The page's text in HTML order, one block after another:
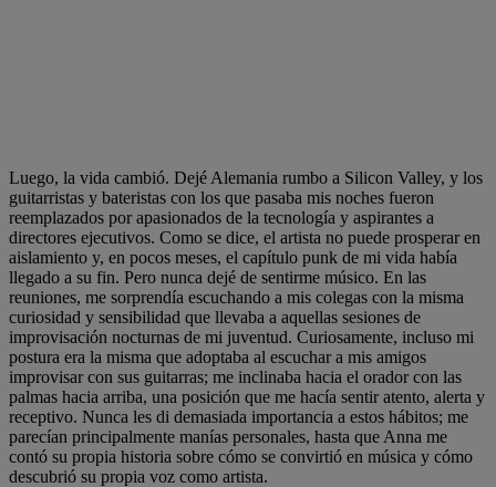
Luego, la vida cambió. Dejé Alemania rumbo a Silicon Valley, y los
guitarristas y bateristas con los que pasaba mis noches fueron
reemplazados por apasionados de la tecnología y aspirantes a
directores ejecutivos. Como se dice, el artista no puede prosperar en
aislamiento y, en pocos meses, el capítulo punk de mi vida había
llegado a su fin. Pero nunca dejé de sentirme músico. En las
reuniones, me sorprendía escuchando a mis colegas con la misma
curiosidad y sensibilidad que llevaba a aquellas sesiones de
improvisación nocturnas de mi juventud. Curiosamente, incluso mi
postura era la misma que adoptaba al escuchar a mis amigos
improvisar con sus guitarras; me inclinaba hacia el orador con las
palmas hacia arriba, una posición que me hacía sentir atento, alerta y
receptivo. Nunca les di demasiada importancia a estos hábitos; me
parecían principalmente manías personales, hasta que Anna me
contó su propia historia sobre cómo se convirtió en música y cómo
descubrió su propia voz como artista.